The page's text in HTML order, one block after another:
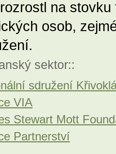
na
osob,
sektor::
sdružení
VIA
Stewart Mott
Partnerství